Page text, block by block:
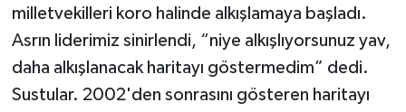
milletvekilleri koro halinde alkışlamaya başladı.
Asrın liderimiz sinirlendi, “niye alkışlıyorsunuz yav,
daha alkışlanacak haritayı göstermedim” dedi.
Sustular. 2002'den sonrasını gösteren haritayı